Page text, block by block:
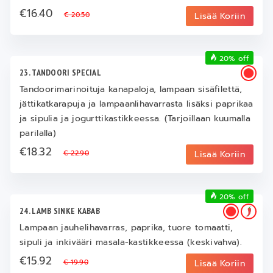
€16.40€ 20.50 Lisää Koriin
23. TANDOORI SPECIAL
Tandoorimarinoituja kanapaloja, lampaan sisäfilettä,
jättikatkarapuja ja lampaanlihavarrasta lisäksi paprikaa
ja sipulia ja jogurttikastikkeessa. (Tarjoillaan kuumalla
parilalla)
€18.32€ 22.90 Lisää Koriin
20% off
24. LAMB SINKE KABAB
Lampaan jauhelihavarras, paprika, tuore tomaatti,
sipuli ja inkivääri masala-kastikkeessa (keskivahva).
€15.92€ 19.90 Lisää Koriin
20% off